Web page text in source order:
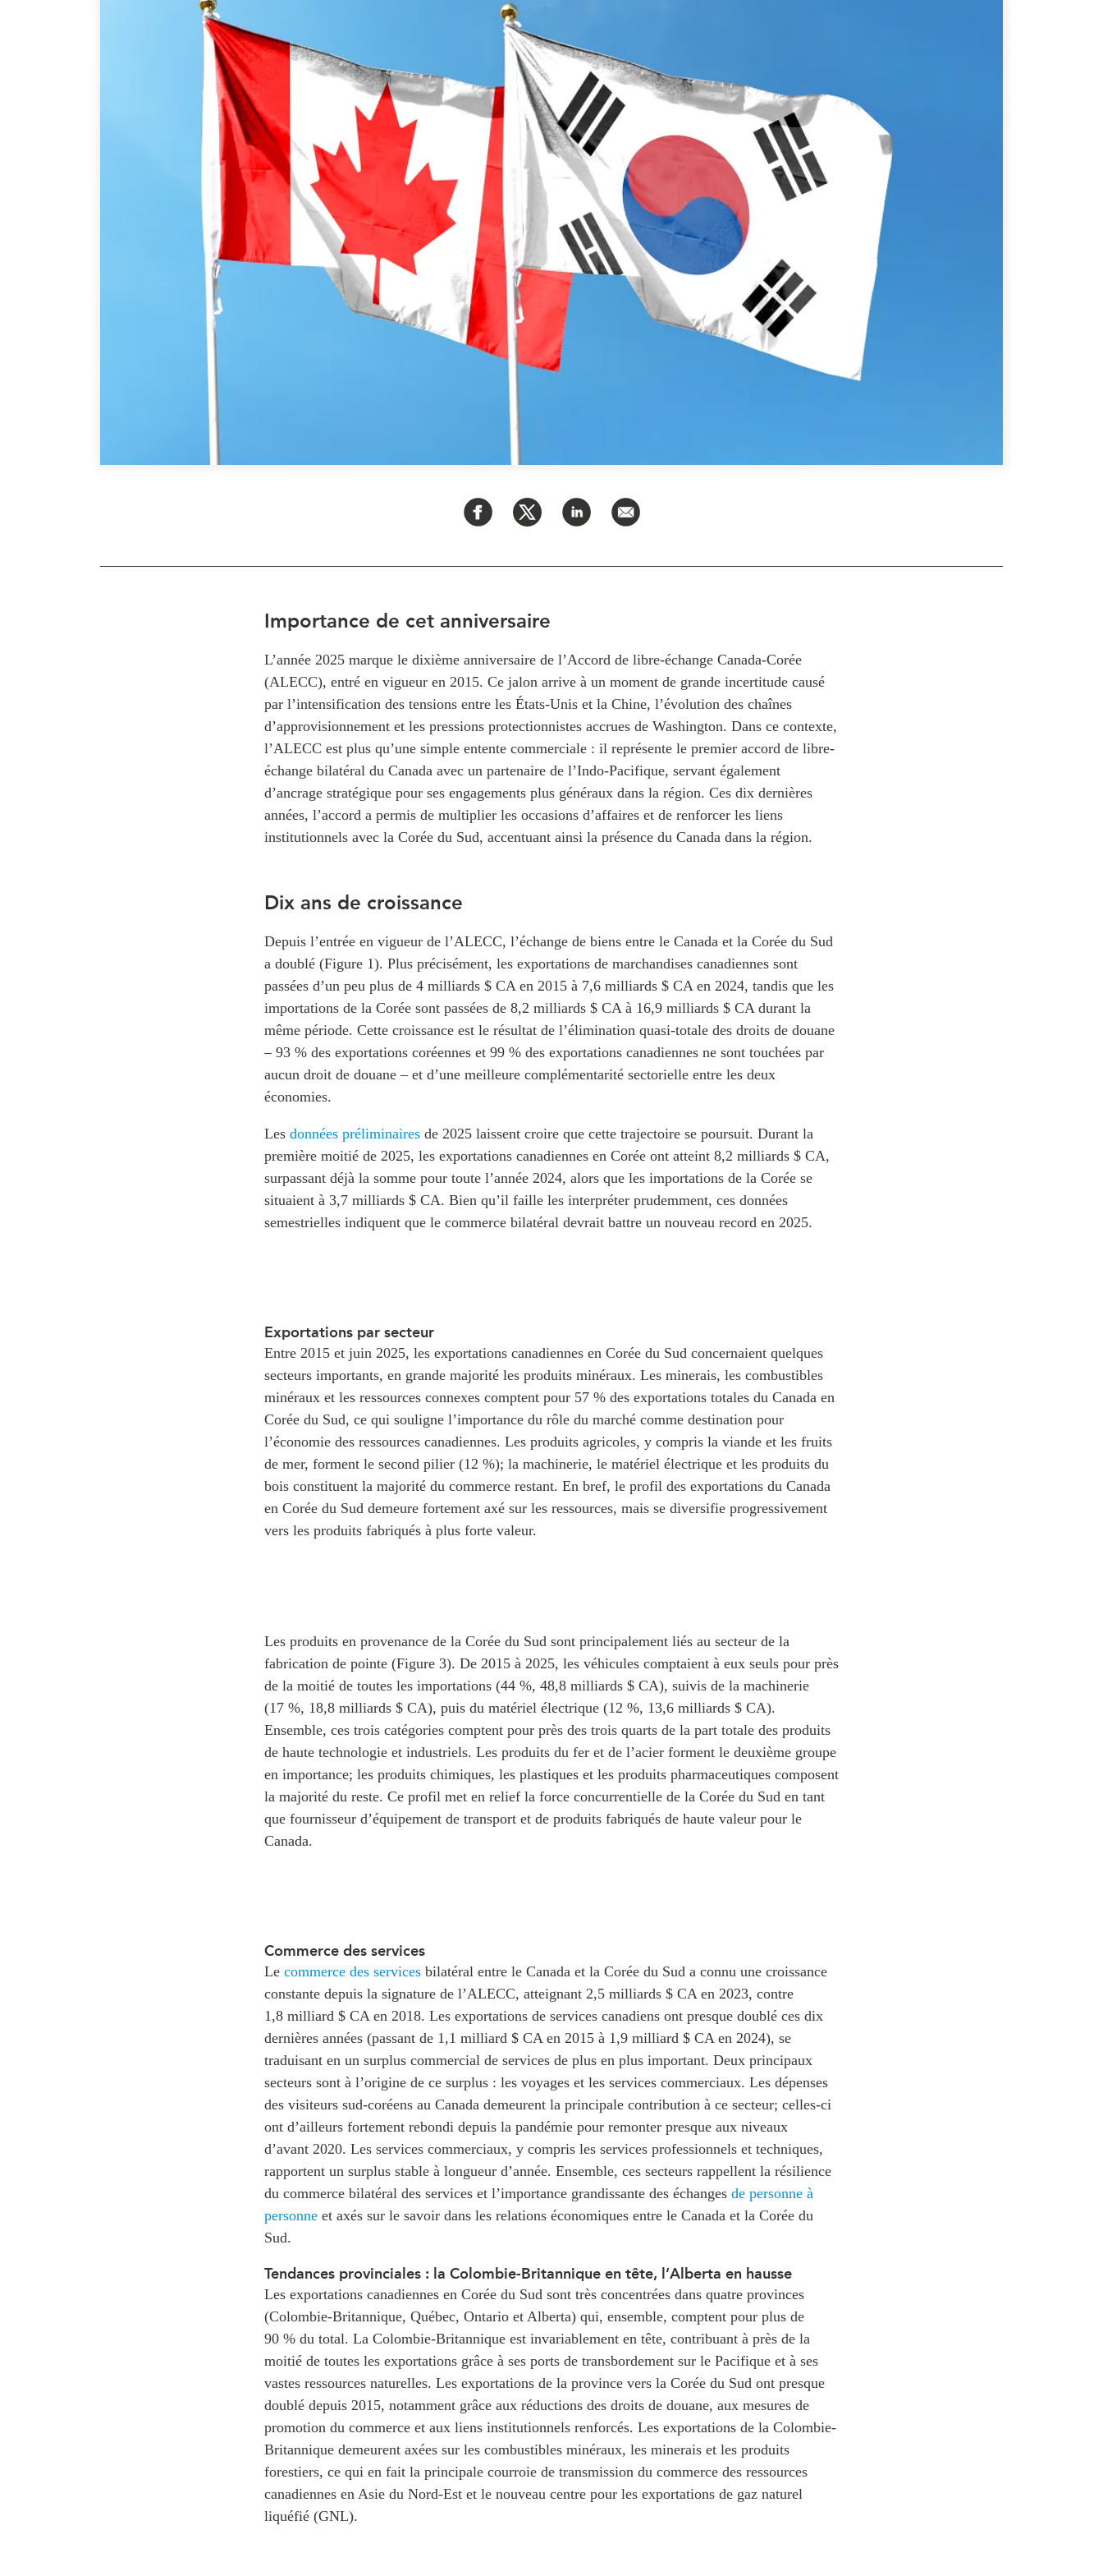
PROGRAMMES
Initiative indo-pacifique
Dialogues et tables rondes
Centre sur les minéraux critiques
du Canada et de l’Indo-Pacifique
Enjeux émergents
En éducation
Missions commerciales féminines
Le Partenariat APEC-Canada pour
la croissance des entreprises
Partenaires institutionnels
ÉVÉNEMENTS
Tous les événements
Canada
Virtual
CCEA
Dépêches
Rapports et notes de synthèse
Réflexions stratégiques
Explications
Études de cas
Sondages
Séries spéciales
Pleins feux
Importance de cet anniversaire
L’année 2025 marque le dixième anniversaire de l’Accord de libre-échange Canada-Corée
(ALECC), entré en vigueur en 2015. Ce jalon arrive à un moment de grande incertitude causé
par l’intensification des tensions entre les États-Unis et la Chine, l’évolution des chaînes
d’approvisionnement et les pressions protectionnistes accrues de Washington. Dans ce contexte,
l’ALECC est plus qu’une simple entente commerciale : il représente le premier accord de libre-
échange bilatéral du Canada avec un partenaire de l’Indo-Pacifique, servant également
d’ancrage stratégique pour ses engagements plus généraux dans la région. Ces dix dernières
années, l’accord a permis de multiplier les occasions d’affaires et de renforcer les liens
institutionnels avec la Corée du Sud, accentuant ainsi la présence du Canada dans la région.
Dix ans de croissance
Depuis l’entrée en vigueur de l’ALECC, l’échange de biens entre le Canada et la Corée du Sud
a doublé (Figure 1). Plus précisément, les exportations de marchandises canadiennes sont
passées d’un peu plus de 4 milliards $ CA en 2015 à 7,6 milliards $ CA en 2024, tandis que les
importations de la Corée sont passées de 8,2 milliards $ CA à 16,9 milliards $ CA durant la
même période. Cette croissance est le résultat de l’élimination quasi-totale des droits de douane
– 93 % des exportations coréennes et 99 % des exportations canadiennes ne sont touchées par
aucun droit de douane – et d’une meilleure complémentarité sectorielle entre les deux
économies.
Les données préliminaires de 2025 laissent croire que cette trajectoire se poursuit. Durant la
première moitié de 2025, les exportations canadiennes en Corée ont atteint 8,2 milliards $ CA,
surpassant déjà la somme pour toute l’année 2024, alors que les importations de la Corée se
situaient à 3,7 milliards $ CA. Bien qu’il faille les interpréter prudemment, ces données
semestrielles indiquent que le commerce bilatéral devrait battre un nouveau record en 2025.
Exportations par secteur
Entre 2015 et juin 2025, les exportations canadiennes en Corée du Sud concernaient quelques
secteurs importants, en grande majorité les produits minéraux. Les minerais, les combustibles
minéraux et les ressources connexes comptent pour 57 % des exportations totales du Canada en
Corée du Sud, ce qui souligne l’importance du rôle du marché comme destination pour
l’économie des ressources canadiennes. Les produits agricoles, y compris la viande et les fruits
de mer, forment le second pilier (12 %); la machinerie, le matériel électrique et les produits du
bois constituent la majorité du commerce restant. En bref, le profil des exportations du Canada
en Corée du Sud demeure fortement axé sur les ressources, mais se diversifie progressivement
vers les produits fabriqués à plus forte valeur.
Les produits en provenance de la Corée du Sud sont principalement liés au secteur de la
fabrication de pointe (Figure 3). De 2015 à 2025, les véhicules comptaient à eux seuls pour près
de la moitié de toutes les importations (44 %, 48,8 milliards $ CA), suivis de la machinerie
(17 %, 18,8 milliards $ CA), puis du matériel électrique (12 %, 13,6 milliards $ CA).
Ensemble, ces trois catégories comptent pour près des trois quarts de la part totale des produits
de haute technologie et industriels. Les produits du fer et de l’acier forment le deuxième groupe
en importance; les produits chimiques, les plastiques et les produits pharmaceutiques composent
la majorité du reste. Ce profil met en relief la force concurrentielle de la Corée du Sud en tant
que fournisseur d’équipement de transport et de produits fabriqués de haute valeur pour le
Canada.
Commerce des services
Le commerce des services bilatéral entre le Canada et la Corée du Sud a connu une croissance
constante depuis la signature de l’ALECC, atteignant 2,5 milliards $ CA en 2023, contre
1,8 milliard $ CA en 2018. Les exportations de services canadiens ont presque doublé ces dix
dernières années (passant de 1,1 milliard $ CA en 2015 à 1,9 milliard $ CA en 2024), se
traduisant en un surplus commercial de services de plus en plus important. Deux principaux
secteurs sont à l’origine de ce surplus : les voyages et les services commerciaux. Les dépenses
des visiteurs sud-coréens au Canada demeurent la principale contribution à ce secteur; celles-ci
ont d’ailleurs fortement rebondi depuis la pandémie pour remonter presque aux niveaux
d’avant 2020. Les services commerciaux, y compris les services professionnels et techniques,
rapportent un surplus stable à longueur d’année. Ensemble, ces secteurs rappellent la résilience
du commerce bilatéral des services et l’importance grandissante des échanges de personne à
personne et axés sur le savoir dans les relations économiques entre le Canada et la Corée du
Sud.
Tendances provinciales : la Colombie-Britannique en tête, l’Alberta en hausse
Les exportations canadiennes en Corée du Sud sont très concentrées dans quatre provinces
(Colombie-Britannique, Québec, Ontario et Alberta) qui, ensemble, comptent pour plus de
90 % du total. La Colombie-Britannique est invariablement en tête, contribuant à près de la
moitié de toutes les exportations grâce à ses ports de transbordement sur le Pacifique et à ses
vastes ressources naturelles. Les exportations de la province vers la Corée du Sud ont presque
doublé depuis 2015, notamment grâce aux réductions des droits de douane, aux mesures de
promotion du commerce et aux liens institutionnels renforcés. Les exportations de la Colombie-
Britannique demeurent axées sur les combustibles minéraux, les minerais et les produits
forestiers, ce qui en fait la principale courroie de transmission du commerce des ressources
canadiennes en Asie du Nord-Est et le nouveau centre pour les exportations de gaz naturel
liquéfié (GNL).